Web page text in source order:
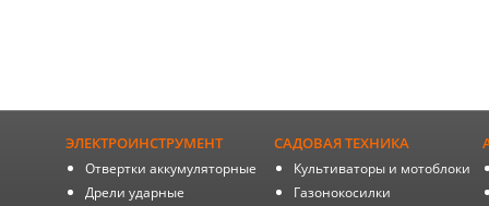
ЭЛЕКТРОИНСТРУМЕНТ
Отвертки аккумуляторные
Дрели ударные
САДОВАЯ ТЕХНИКА
Культиваторы и мотоблоки
Газонокосилки